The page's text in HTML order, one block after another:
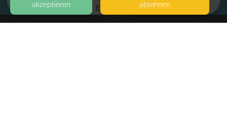
EVENTS
akzeptieren
ablehnen